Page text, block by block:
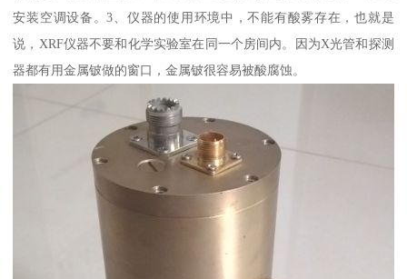
安装空调设备。3、仪器的使用环境中，不能有酸雾存在，也就是
说，XRF仪器不要和化学实验室在同一个房间内。因为X光管和探测
器都有用金属铍做的窗口，金属铍很容易被酸腐蚀。